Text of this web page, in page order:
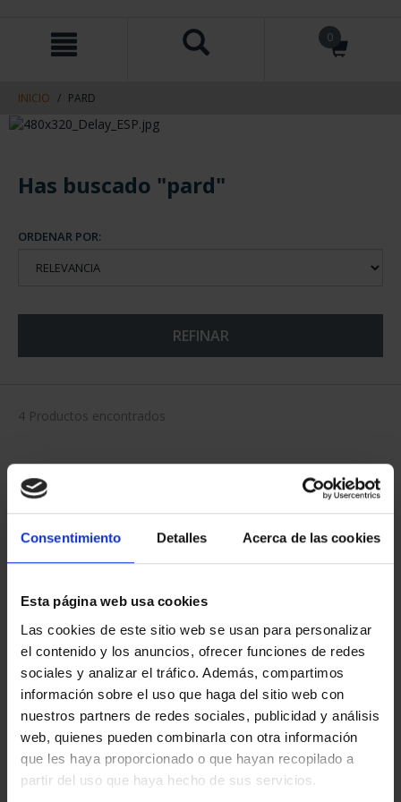
Consentimiento Detalles Acerca de las cookies
Esta página web usa cookies
Las cookies de este sitio web se usan para personalizar
el contenido y los anuncios, ofrecer funciones de redes
sociales y analizar el tráfico. Además, compartimos
información sobre el uso que haga del sitio web con
nuestros partners de redes sociales, publicidad y análisis
web, quienes pueden combinarla con otra información
que les haya proporcionado o que hayan recopilado a
partir del uso que haya hecho de sus servicios.
contenido
navegacin
0
INICIO PARD
Has buscado "pard"
ORDENAR POR:
REFINAR
4 Productos encontrados
CENTENARIO DE
SOROLLA (2023)
CINCUENTÍN
610,00 €
CENTENARIO DE
SOROLLA (2023)
COLECCIÓN C...
3.093,00 €